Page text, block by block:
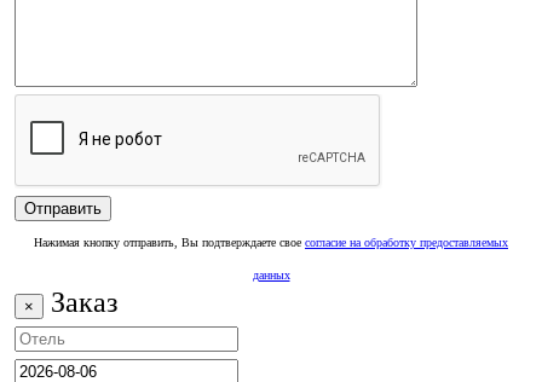
Нажимая кнопку отправить, Вы подтверждаете свое согласие на обработку предоставляемых
данных
× Заказ